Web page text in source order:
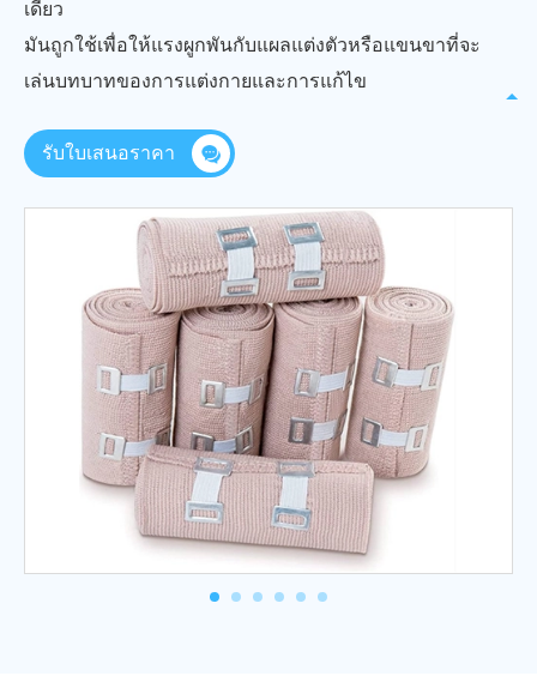
เดียว
มันถูกใช้เพื่อให้แรงผูกพันกับแผลแต่งตัวหรือแขนขาที่จะ
เล่นบทบาทของการแต่งกายและการแก้ไข
รับใบเสนอราคา